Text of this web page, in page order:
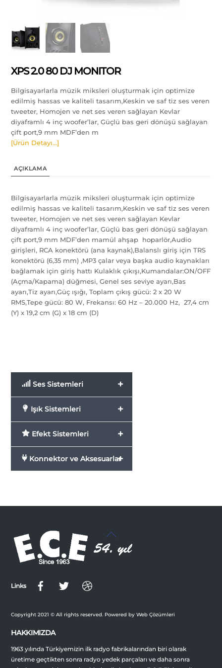
XPS 2.0 80 DJ MONITOR
Bilgisayarlarla müzik miksleri oluşturmak için optimize
edilmiş hassas ve kaliteli tasarım,Keskin ve saf tiz ses veren
tweeter, Homojen ve net ses veren sağlayan Kevlar
diyaframlı 4 inç woofer’lar, Güçlü bas geri dönüşü sağlayan
çift port,9 mm MDF’den m
[Ürün Detayı…]
AÇIKLAMA
Bilgisayarlarla müzik miksleri oluşturmak için optimize
edilmiş hassas ve kaliteli tasarım,Keskin ve saf tiz ses veren
tweeter, Homojen ve net ses veren sağlayan Kevlar
diyaframlı 4 inç woofer’lar, Güçlü bas geri dönüşü sağlayan
çift port,9 mm MDF’den mamül ahşap hoparlör,Audio
girişleri, RCA konektörü (ana kaynak),Balanslı giriş için TRS
konektörü (6,35 mm) ,MP3 çalar veya başka audio kaynakları
bağlamak için giriş hattı Kulaklık çıkışı,Kumandalar:ON/OFF
(Açma/Kapama) düğmesi, Genel ses seviye ayarı,Bas
ayarı,Tiz ayarı,Güç ışığı, Toplam çıkış gücü: 2 x 20 W
RMS,Tepe gücü: 80 W, Frekansı: 60 Hz – 20.000 Hz, 27,4 cm
(Y) x 19,2 cm (G) x 18 cm (D)
+
Ses Sistemleri
+
Işık Sistemleri
+
Efekt Sistemleri
+
Konnektor ve Aksesuarlar
Back
Top
Links
Copyright 2021 © All rights reserved. Powered by Web Çözümleri
HAKKIMIZDA
1963 yılında Türkiyemizin ilk radyo fabrikalarından biri olarak
üretime geçtikten sonra radyo yedek parçaları ve daha sonra